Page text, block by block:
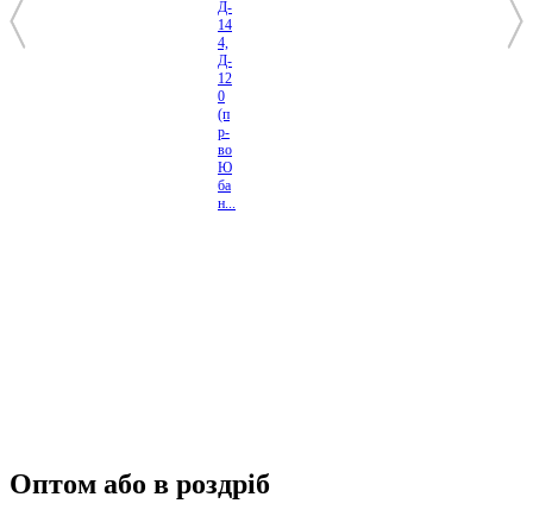
Д-
14
4,
Д-
12
0
(п
р-
во
Ю
ба
н...
Оптом або в роздріб